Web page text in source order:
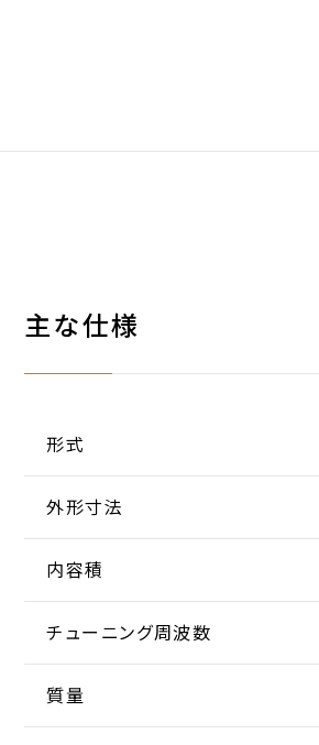
主な仕様
形式
外形寸法
内容積
チューニング周波数
質量